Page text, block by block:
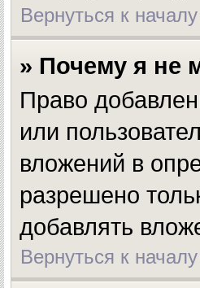
Вернуться к началу
» Почему я не
Право
или
вложений в
разрешено
добавлять
Вернуться к началу